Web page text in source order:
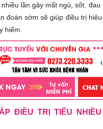
lần gây mất ngủ, sốt,
đoán sớm sẽ giúp điều trị
hiểm.
ĐIỀU TRỊ TIỂU